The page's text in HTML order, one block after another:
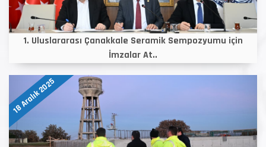
1. Uluslararası Çanakkale Seramik Sempozyumu için
İmzalar At..
18 Aralık 2025